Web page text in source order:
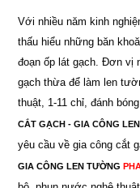
Với nhiều năm kinh
thấu hiểu những băn
đoạn ốp lát gạch. Đơn vị
gạch thừa để làm len
thuật, 1-11 chỉ, đánh
CẮT GẠCH - GIA CÔNG
yêu cầu về gia công cắt
GIA CÔNG LEN TƯỜNG